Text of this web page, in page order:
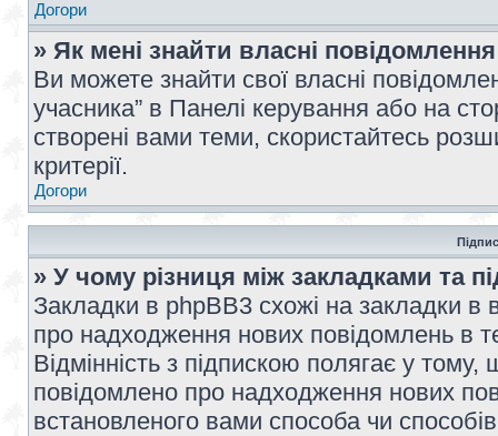
Догори
» Як мені знайти власні
Ви можете знайти свої власні
учасника” в Панелі керування або на
створені вами теми, скористайтесь
критерії.
Догори
» У чому різниця між закладками та
Закладки в phpBB3 схожі на закладки
про надходження нових повідомлень в
Відмінність з підпискою полягає у
повідомлено про надходження нових
встановленого вами способа чи